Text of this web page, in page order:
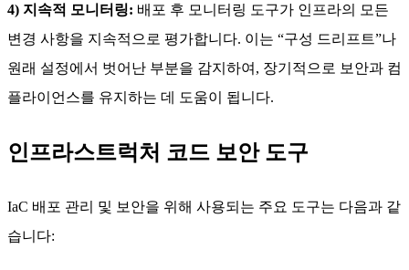
4) 지속적 모니터링: 배포 후 모니터링 도구가 인프라의 모든
변경 사항을 지속적으로 평가합니다. 이는 “구성 드리프트”나
원래 설정에서 벗어난 부분을 감지하여, 장기적으로 보안과 컴
플라이언스를 유지하는 데 도움이 됩니다.
인프라스트럭처 코드 보안 도구
IaC 배포 관리 및 보안을 위해 사용되는 주요 도구는 다음과 같
습니다: